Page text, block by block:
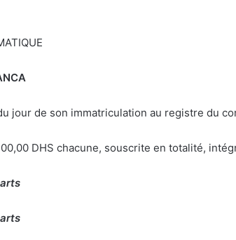
jour de son immatriculation au registre du
DHS chacune, souscrite en totalité,